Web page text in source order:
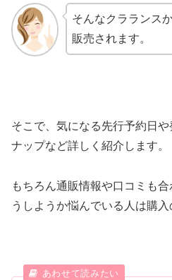
そんなクラランス
販売されます。
そこで、気になる先行予約日
ナップなど詳しく紹介します。
もちろん通販情報や口コミも
うしようか悩んでいる人は購入